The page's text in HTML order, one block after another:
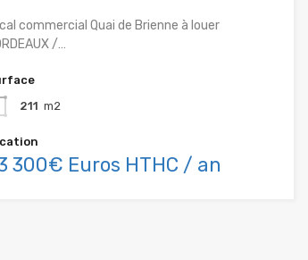
commercial Quai de Brienne à louer
/…
211 m2
300€ Euros HTHC / an